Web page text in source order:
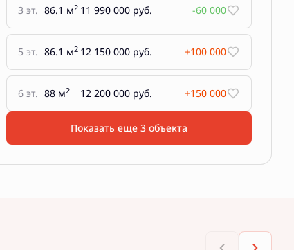
3 эт. 86.1 м2 11 990 000 руб. -60 000
5 эт. 86.1 м2 12 150 000 руб. +100 000
6 эт. 88 м2 12 200 000 руб. +150 000
Показать еще 3 объектa